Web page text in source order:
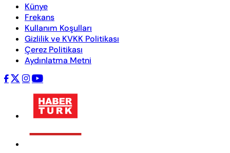
Künye
Frekans
Kullanım Koşulları
Gizlilik ve KVKK Politikası
Çerez Politikası
Aydınlatma Metni